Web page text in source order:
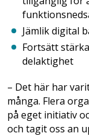
Jämlik digital
Fortsätt
delaktighet
– Det här har
många. Flera
på eget initiativ
och tagit oss an